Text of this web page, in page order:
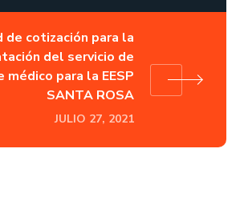
de cotización para la
del servicio de
médico para la EESP
SANTA ROSA
JULIO 27, 2021